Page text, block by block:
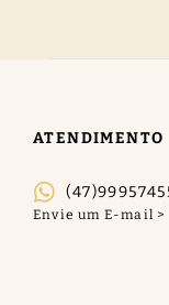
ATENDIMENTO